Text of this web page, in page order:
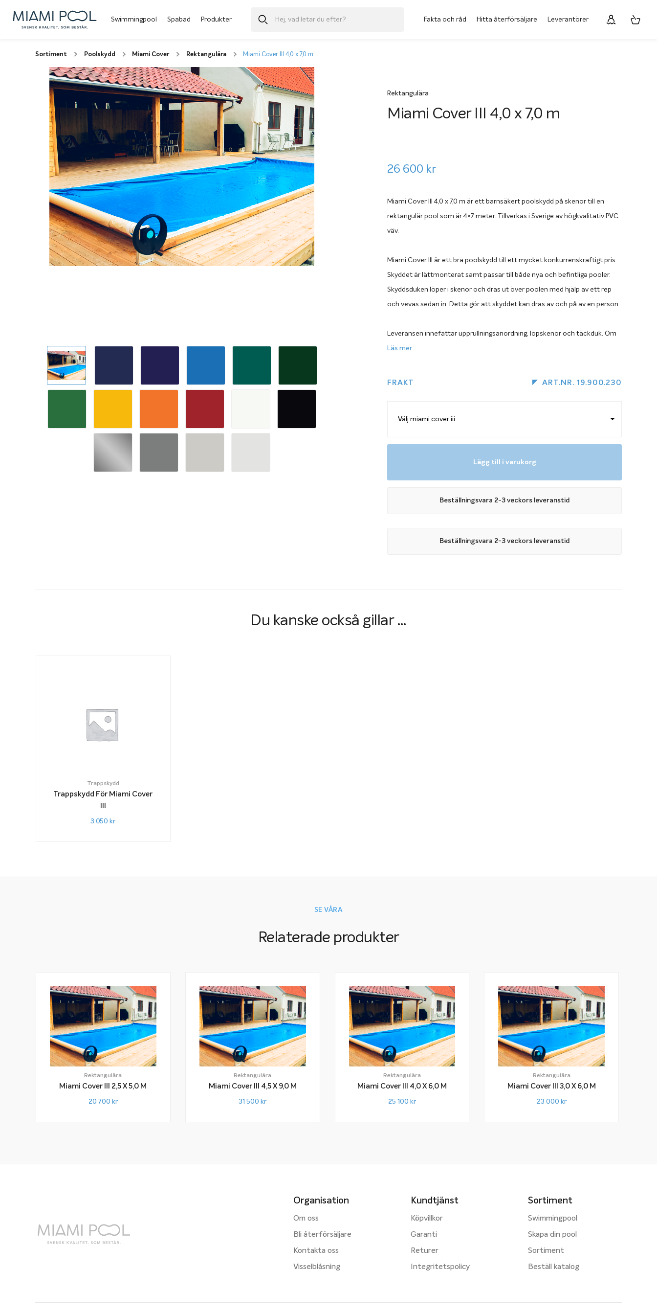
Swimmingpool Spabad Produkter Fakta och råd Hitta återförsäljare Leverantörer
Sortiment Poolskydd Miami Cover Rektangulära Miami Cover III 4,0 x 7,0 m
Rektangulära
Miami Cover III 4,0 x 7,0 m
26 600 kr
Miami Cover III 4,0 x 7,0 m är ett barnsäkert poolskydd på skenor till en
rektangulär pool som är 4×7 meter. Tillverkas i Sverige av högkvalitativ PVC-
väv.
Miami Cover III är ett bra poolskydd till ett mycket konkurrenskraftigt pris.
Skyddet är lättmonterat samt passar till både nya och befintliga pooler.
Skyddsduken löper i skenor och dras ut över poolen med hjälp av ett rep
och vevas sedan in. Detta gör att skyddet kan dras av och på av en person.
Leveransen innefattar upprullningsanordning, löpskenor och täckduk. Om
du har trädäck runt poolen rekommenderar vi att du väljer en
Poolskydd till pool med trappa
Om du har en pool med trappa och vill installera ett Miami Cover III har du
två alternativ: antingen förlänger du skenorna förbi trappan eller så väljer
Ett trappskydd till Miami Cover III används om du inte vill förlänga
Läs mer
FRAKT ART.NR. 19.900.230
Lägg till i varukorg
Beställningsvara 2-3 veckors leveranstid
Beställningsvara 2-3 veckors leveranstid
Du kanske också gillar …
Trappskydd
Trappskydd För Miami Cover
3 050 kr
SE VÅRA
Relaterade produkter
Rektangulära
Miami Cover III 2,5 X 5,0 M
20 700 kr
Rektangulära
Miami Cover III 4,5 X 9,0 M
31 500 kr
Rektangulära
Miami Cover III 4,0 X 6,0 M
25 100 kr
Rektangulära
Miami Cover III 3,0 X 6,0 M
23 000 kr
Sortiment
Swimmingpool
Skapa din pool
Sortiment
Beställ katalog
Kundtjänst
Köpvillkor
Garanti
Returer
Integritetspolicy
Organisation
Om oss
Bli återförsäljare
Kontakta oss
Visselblåsning